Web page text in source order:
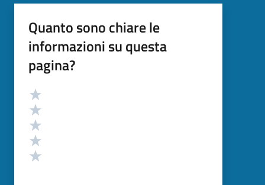
Quanto sono chiare le
informazioni su questa
pagina?
Valutazione